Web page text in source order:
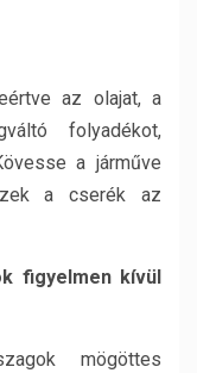
az olajat, a
folyadékot,
a járműve
a cserék az
figyelmen kívül
mögöttes